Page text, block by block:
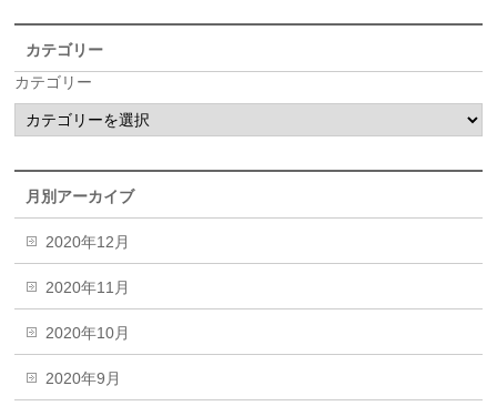
カテゴリー
カテゴリー
月別アーカイブ
2020年12月
2020年11月
2020年10月
2020年9月